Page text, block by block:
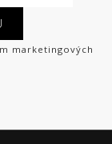
marketingových